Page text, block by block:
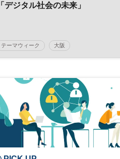
「デジタル社会の未来」
テーマウィーク 大阪
大阪・関西万博 世界デジタルサミット
AI 参加無料